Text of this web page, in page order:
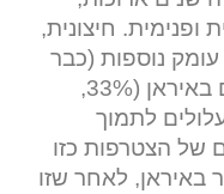
ופנימית. חיצונית,
נוספות (כבר
היו כמה); ופנימית, שכן הסונים באיראן (33%,
לתמוך
של הצטרפות כזו
באיראן, לאחר שזו